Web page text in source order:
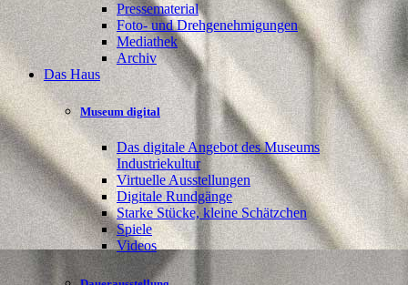
Pressematerial
Foto- und Drehgenehmigungen
Mediathek
Archiv
Das Haus
Museum digital
Das digitale Angebot des Museums
Industriekultur
Virtuelle Ausstellungen
Digitale Rundgänge
Starke Stücke, kleine Schätzchen
Spiele
Videos